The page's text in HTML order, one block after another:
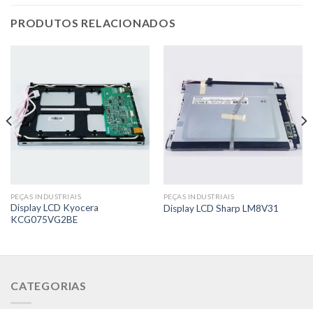
PRODUTOS RELACIONADOS
PEÇAS INDUSTRIAIS
Display LCD Kyocera
KCG075VG2BE
PEÇAS INDUSTRIAIS
Display LCD Sharp LM8V31
CATEGORIAS